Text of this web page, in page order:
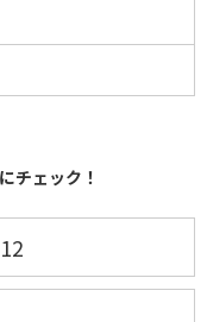
チェック！